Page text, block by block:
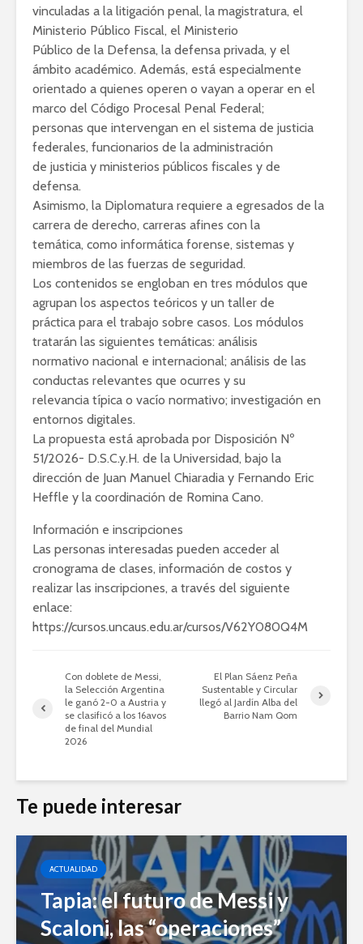
vinculadas a la litigación penal, la magistratura, el
Ministerio Público Fiscal, el Ministerio
Público de la Defensa, la defensa privada, y el
ámbito académico. Además, está especialmente
orientado a quienes operen o vayan a operar en el
marco del Código Procesal Penal Federal;
personas que intervengan en el sistema de justicia
federales, funcionarios de la administración
de justicia y ministerios públicos fiscales y de
defensa.
Asimismo, la Diplomatura requiere a egresados de la
carrera de derecho, carreras afines con la
temática, como informática forense, sistemas y
miembros de las fuerzas de seguridad.
Los contenidos se engloban en tres módulos que
agrupan los aspectos teóricos y un taller de
práctica para el trabajo sobre casos. Los módulos
tratarán las siguientes temáticas: análisis
normativo nacional e internacional; análisis de las
conductas relevantes que ocurres y su
relevancia típica o vacío normativo; investigación en
entornos digitales.
La propuesta está aprobada por Disposición Nº
51/2026- D.S.C.y.H. de la Universidad, bajo la
dirección de Juan Manuel Chiaradia y Fernando Eric
Heffle y la coordinación de Romina Cano.
Información e inscripciones
Las personas interesadas pueden acceder al
cronograma de clases, información de costos y
realizar las inscripciones, a través del siguiente
enlace:
https://cursos.uncaus.edu.ar/cursos/V62Y080Q4M
Con doblete de Messi,
la Selección Argentina
le ganó 2-0 a Austria y
se clasificó a los 16avos
de final del Mundial
2026
El Plan Sáenz Peña
Sustentable y Circular
llegó al Jardín Alba del
Barrio Nam Qom
Te puede interesar
ACTUALIDAD
Tapia: el futuro de Messi y
Scaloni, las “operaciones”